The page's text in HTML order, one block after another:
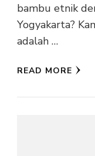
bambu etnik
Yogyakarta?
adalah …
READ MORE